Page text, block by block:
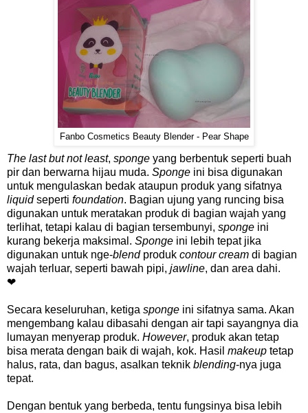
Fanbo Cosmetics Beauty Blender - Pear Shape
The last but not least, sponge yang berbentuk seperti buah
pir dan berwarna hijau muda. Sponge ini bisa digunakan
untuk mengulaskan bedak ataupun produk yang sifatnya
liquidseperti foundation. Bagian ujung yang runcing bisa
digunakan untuk meratakan produk di bagian wajah yang
terlihat, tetapi kalau di bagian tersembunyi, sponge ini
kurang bekerja maksimal. Sponge ini lebih tepat jika
digunakan untuk nge-blend produk contour cream di bagian
wajah terluar, seperti bawah pipi, jawline, dan area dahi.
❤
Secara keseluruhan, ketiga sponge ini sifatnya sama. Akan
mengembang kalau dibasahi dengan air tapi sayangnya dia
lumayan menyerap produk. However, produk akan tetap
bisa merata dengan baik di wajah, kok. Hasil makeup tetap
halus, rata, dan bagus, asalkan teknik blending-nya juga
tepat.
Dengan bentuk yang berbeda, tentu fungsinya bisa lebih